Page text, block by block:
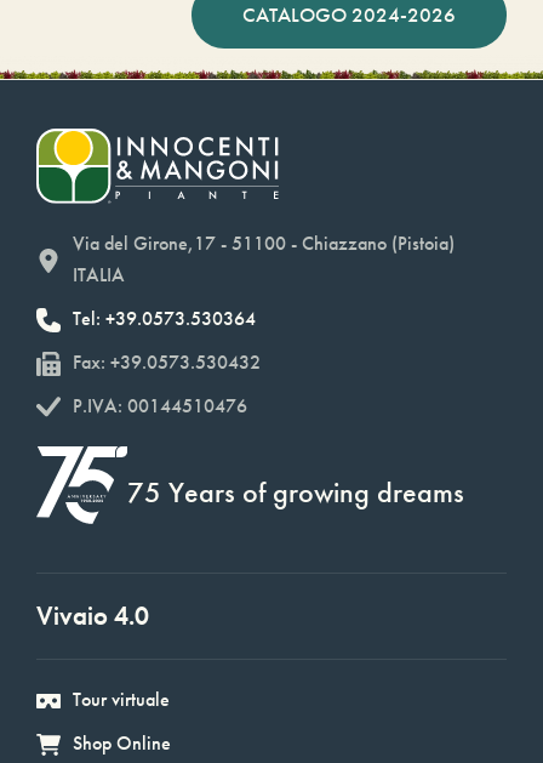
CATALOGO 2024-2026
Via del Girone,17 - 51100 - Chiazzano (Pistoia)
ITALIA
Tel: +39.0573.530364
Fax: +39.0573.530432
P.IVA: 00144510476
75 Years of growing dreams
Vivaio 4.0
Tour virtuale
Shop Online